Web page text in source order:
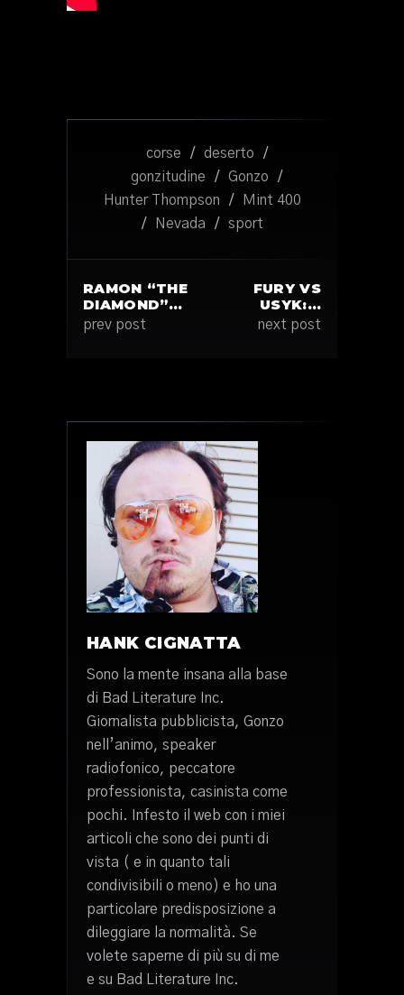
corse / deserto
/
gonzitudine
/ Gonzo
/
Hunter Thompson
/
Mint 400
/
Nevada / sport
RAMON “THE
DIAMOND”…
prev post
FURY VS
USYK:…
next post
HANK CIGNATTA
Sono la mente insana alla base
di Bad Literature Inc.
Giornalista pubblicista, Gonzo
nell’animo, speaker
radiofonico, peccatore
professionista, casinista come
pochi. Infesto il web con i miei
articoli che sono dei punti di
vista ( e in quanto tali
condivisibili o meno) e ho una
particolare predisposizione a
dileggiare la normalità. Se
volete saperne di più su di me
e su Bad Literature Inc.